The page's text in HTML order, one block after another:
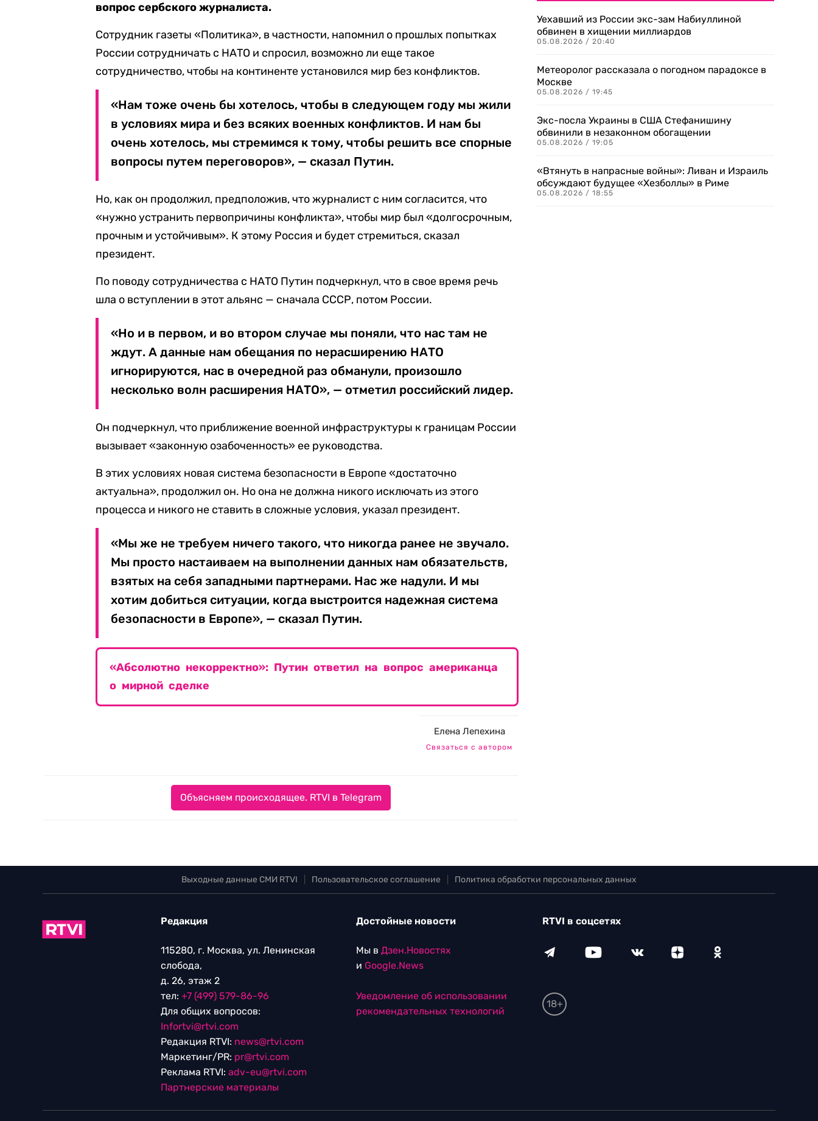
вопрос сербского журналиста.
Сотрудник газеты «Политика», в частности, напомнил о прошлых попытках
России сотрудничать с НАТО и спросил, возможно ли еще такое
сотрудничество, чтобы на континенте установился мир без конфликтов.
«Нам тоже очень бы хотелось, чтобы в следующем году мы жили
в условиях мира и без всяких военных конфликтов. И нам бы
очень хотелось, мы стремимся к тому, чтобы решить все спорные
вопросы путем переговоров», — сказал Путин.
Но, как он продолжил, предположив, что журналист с ним согласится, что
«нужно устранить первопричины конфликта», чтобы мир был «долгосрочным,
прочным и устойчивым». К этому Россия и будет стремиться, сказал
президент.
По поводу сотрудничества с НАТО Путин подчеркнул, что в свое время речь
шла о вступлении в этот альянс — сначала СССР, потом России.
«Но и в первом, и во втором случае мы поняли, что нас там не
ждут. А данные нам обещания по нерасширению НАТО
игнорируются, нас в очередной раз обманули, произошло
несколько волн расширения НАТО», — отметил российский лидер.
Он подчеркнул, что приближение военной инфраструктуры к границам России
вызывает «законную озабоченность» ее руководства.
В этих условиях новая система безопасности в Европе «достаточно
актуальна», продолжил он. Но она не должна никого исключать из этого
процесса и никого не ставить в сложные условия, указал президент.
«Мы же не требуем ничего такого, что никогда ранее не звучало.
Мы просто настаиваем на выполнении данных нам обязательств,
взятых на себя западными партнерами. Нас же надули. И мы
хотим добиться ситуации, когда выстроится надежная система
безопасности в Европе», — сказал Путин.
«Абсолютно некорректно»: Путин ответил на вопрос американца
о мирной сделке
Елена Лепехина
Связаться с автором
Объясняем происходящее. RTVI в Telegram
Уехавший из России экс-зам Набиуллиной
обвинен в хищении миллиардов
05.08.2026 / 20:40
Метеоролог рассказала о погодном парадоксе в
Москве
05.08.2026 / 19:45
Экс-посла Украины в США Стефанишину
обвинили в незаконном обогащении
05.08.2026 / 19:05
«Втянуть в напрасные войны»: Ливан и Израиль
обсуждают будущее «Хезболлы» в Риме
05.08.2026 / 18:55
Выходные данные СМИ RTVI Пользовательское соглашение Политика обработки персональных данных
Редакция
115280, г. Москва, ул. Ленинская
слобода,
д. 26, этаж 2
тел: +7 (499) 579-86-96
Для общих вопросов:
Infortvi@rtvi.com
Редакция RTVI: news@rtvi.com
Маркетинг/PR: pr@rtvi.com
Реклама RTVI: adv-eu@rtvi.com
Партнерские материалы
Достойные новости
Мы в Дзен.Новостях
и Google.News
Уведомление об использовании
рекомендательных технологий
RTVI в соцсетях
18+